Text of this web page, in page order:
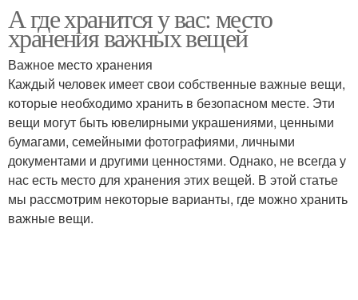
А где хранится у вас: место
хранения важных вещей
Важное место хранения
Каждый человек имеет свои собственные важные вещи,
которые необходимо хранить в безопасном месте. Эти
вещи могут быть ювелирными украшениями, ценными
бумагами, семейными фотографиями, личными
документами и другими ценностями. Однако, не всегда у
нас есть место для хранения этих вещей. В этой статье
мы рассмотрим некоторые варианты, где можно хранить
важные вещи.